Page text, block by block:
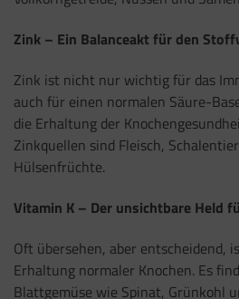
Zink – Ein Balanceakt für den
Zink ist nicht nur wichtig für das
auch für einen normalen Säure-
die Erhaltung der
Zinkquellen sind Fleisch,
Hülsenfrüchte.
Vitamin K – Der unsichtbare Held
Oft übersehen, aber entscheidend,
Erhaltung normaler Knochen. Es
Blattgemüse wie Spinat, Grünkohl